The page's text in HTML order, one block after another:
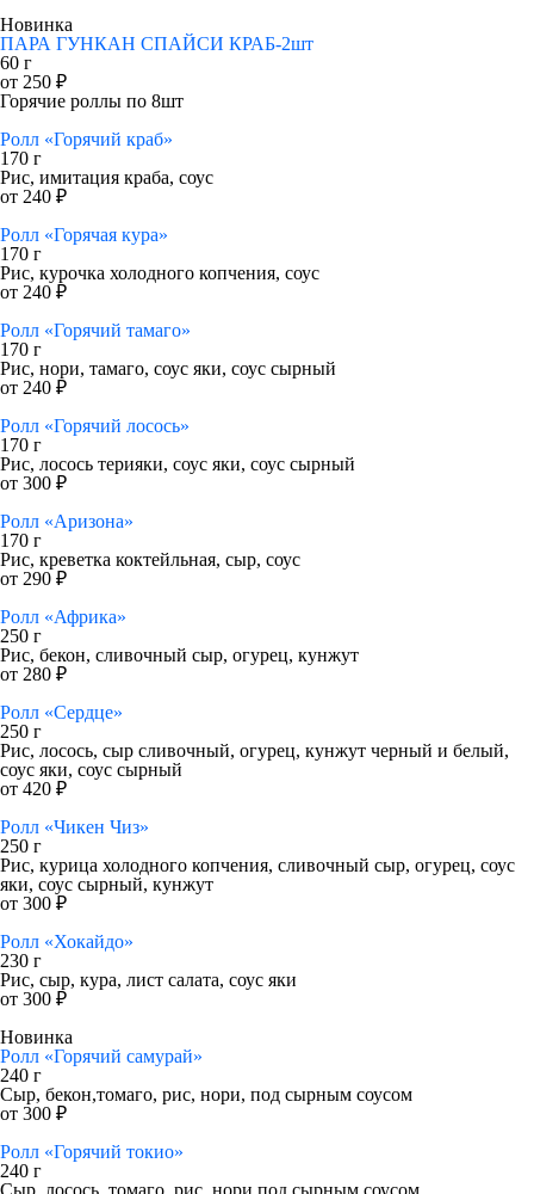
Новинка
ПАРА ГУНКАН СПАЙСИ КРАБ-2шт
60 г
от 250 ₽
Горячие роллы по 8шт
Ролл «Горячий краб»
170 г
Рис, имитация краба, соус
от 240 ₽
Ролл «Горячая кура»
170 г
Рис, курочка холодного копчения, соус
от 240 ₽
Ролл «Горячий тамаго»
170 г
Рис, нори, тамаго, соус яки, соус сырный
от 240 ₽
Ролл «Горячий лосось»
170 г
Рис, лосось терияки, соус яки, соус сырный
от 300 ₽
Ролл «Аризона»
170 г
Рис, креветка коктейльная, сыр, соус
от 290 ₽
Ролл «Африка»
250 г
Рис, бекон, сливочный сыр, огурец, кунжут
от 280 ₽
Ролл «Сердце»
250 г
Рис, лосось, сыр сливочный, огурец, кунжут черный и белый,
соус яки, соус сырный
от 420 ₽
Ролл «Чикен Чиз»
250 г
Рис, курица холодного копчения, сливочный сыр, огурец, соус
яки, соус сырный, кунжут
от 300 ₽
Ролл «Хокайдо»
230 г
Рис, сыр, кура, лист салата, соус яки
от 300 ₽
Новинка
Ролл «Горячий самурай»
240 г
Сыр, бекон,томаго, рис, нори, под сырным соусом
от 300 ₽
Ролл «Горячий токио»
240 г
Сыр, лосось, томаго, рис, нори,под сырным соусом